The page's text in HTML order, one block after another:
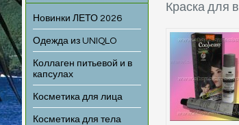
Новинки ЛЕТО 2026
Одежда из UNIQLO
Коллаген питьевой и в
капсулах
Косметика для лица
Косметика для тела
Краска для